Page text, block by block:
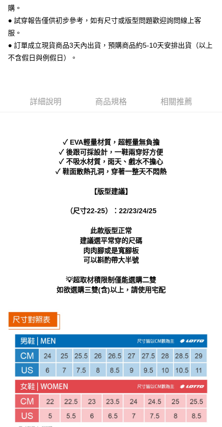
１．簡單：不需註冊會員、不需綁卡、不需儲值。
２．便利：只要手機號碼，簡訊認證，即可結帳。
３．安心：先確認商品／服務後，再付款。
【「AFTEE先享後付」結帳流程】
１．於結帳方式選擇「AFTEE先享後付」後，將跳轉至「AFTEE先享後付」
※ 請注意：結帳手續完成當下不需立刻繳費，但若您需要取消訂單，請聯絡
https://netprotections.freshdesk.com/support/home
１．透過由恩沛科技股份有限公司提供之「AFTEE先享後付」服務完成之交
權轉讓予恩沛科技股份有限公司。
https://aftee.tw/terms/#terms3
３．未成年的使用者請事先徵得法定代理人或監護人之同意方可使用
「AFTEE先享後付」，若未經同意申辦者引起之損失，本公司不負相關責
４．使用「AFTEE先享後付」時，將依據個別帳號之用戶狀況，依本公司即
時審查核予不同之上限額度；若仍有額度不足之情形，本公司將視審查結果
恩沛科技股份有限公司將有權停止該用戶之使用額度並採取法律行動。
運送方式
全家 取貨付款
每筆NT$70，滿NT$999(含以上)免運費
付款後 全家取貨
每筆NT$70，滿NT$999(含以上)免運費
每筆NT$90，滿NT$999(含以上)免運費
購。
● 試穿報告僅供初步參考，如有尺寸或版型問題歡迎詢問線上客
服。
● 訂單成立現貨商品3天內出貨，預購商品約5-10天安排出貨（以上
不含假日與例假日）。
詳細說明 商品規格 相關推薦
✓ EVA輕量材質，超輕量無負擔
✓ 後跟可採設計，一鞋兩穿好方便
✓ 不吸水材質，雨天、戲水不擔心
✓ 鞋面散熱孔洞，穿著一整天不悶熱
【版型建議】
（尺寸22-25）：22/23/24/25
此款版型正常
建議選平常穿的尺碼
肉肉腳或是寬腳板
可以斟酌帶大半號
💡超取材積限制僅能選購二雙
如欲選購三雙(含)以上，請使用宅配